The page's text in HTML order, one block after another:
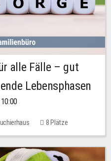
alle Fälle – gut
Lebensphasen
8 Plätze